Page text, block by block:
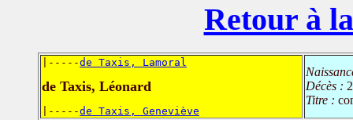
Retour à
|-----de Taxis, Lamoral
de Taxis, Léonard
|-----de Taxis, Geneviève
Décès :
Titre :